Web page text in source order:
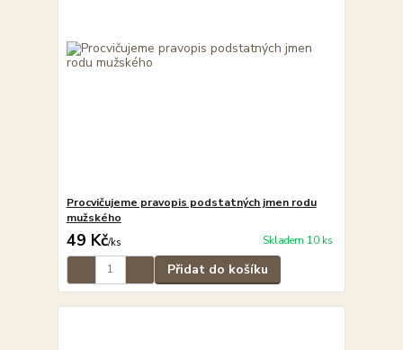
Procvičujeme pravopis podstatných jmen rodu
mužského
49 Kč/ks Skladem 10 ks
Přidat do košíku